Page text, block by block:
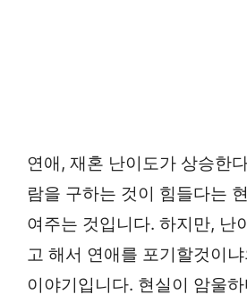
연애, 재혼 난이도가 상승한
람을 구하는 것이 힘들다는
여주는 것입니다. 하지만, 난
고 해서 연애를 포기할것이
이야기입니다. 현실이 암울